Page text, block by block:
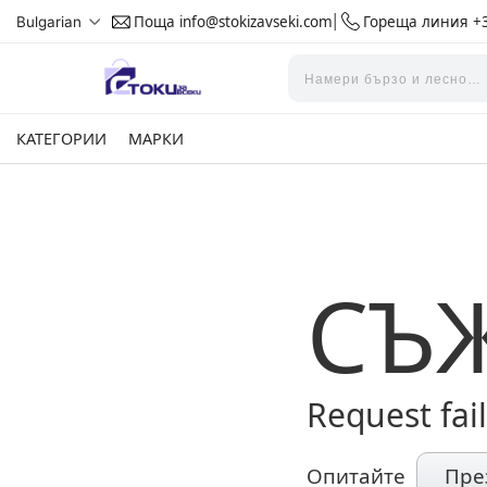
Bulgarian Поща info@stokizavseki.com Гореща линия
КАТЕГОРИИ МАРКИ
Request
Опитайте